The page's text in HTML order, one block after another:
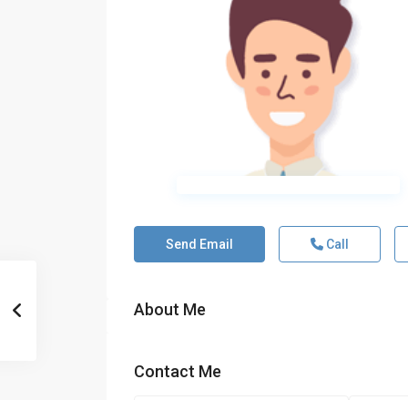
Send Email Call
About Me
Contact Me